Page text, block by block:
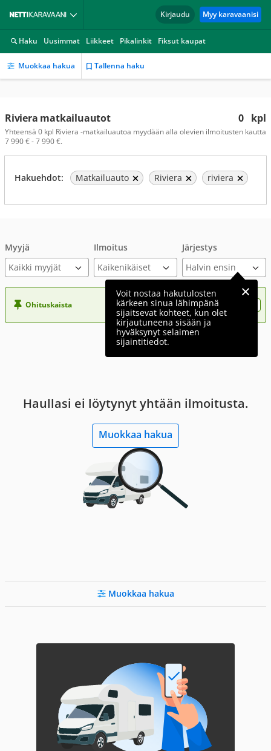
Kirjaudu Myy karavaanisi
Haku Uusimmat Liikkeet Pikalinkit Fiksut kaupat
Muokkaa hakua Tallenna haku
0 kpl
Riviera matkailuautot
Yhteensä 0 kpl Riviera -matkailuautoa myydään alla olevien ilmoitusten kautta
7 990 € - 7 990 €.
Hakuehdot: Matkailuauto Riviera riviera
Myyjä
Kaikki myyjät
Ilmoitus Järjestys
Voit nostaa hakutulosten
kärkeen sinua lähimpänä
sijaitsevat kohteet, kun olet
kirjautuneena sisään ja
hyväksynyt selaimen
sijaintitiedot.
Ohituskaista Nosta ilmoituksesi tähän?
Haullasi ei löytynyt yhtään ilmoitusta.
Muokkaa hakua
Muokkaa hakua